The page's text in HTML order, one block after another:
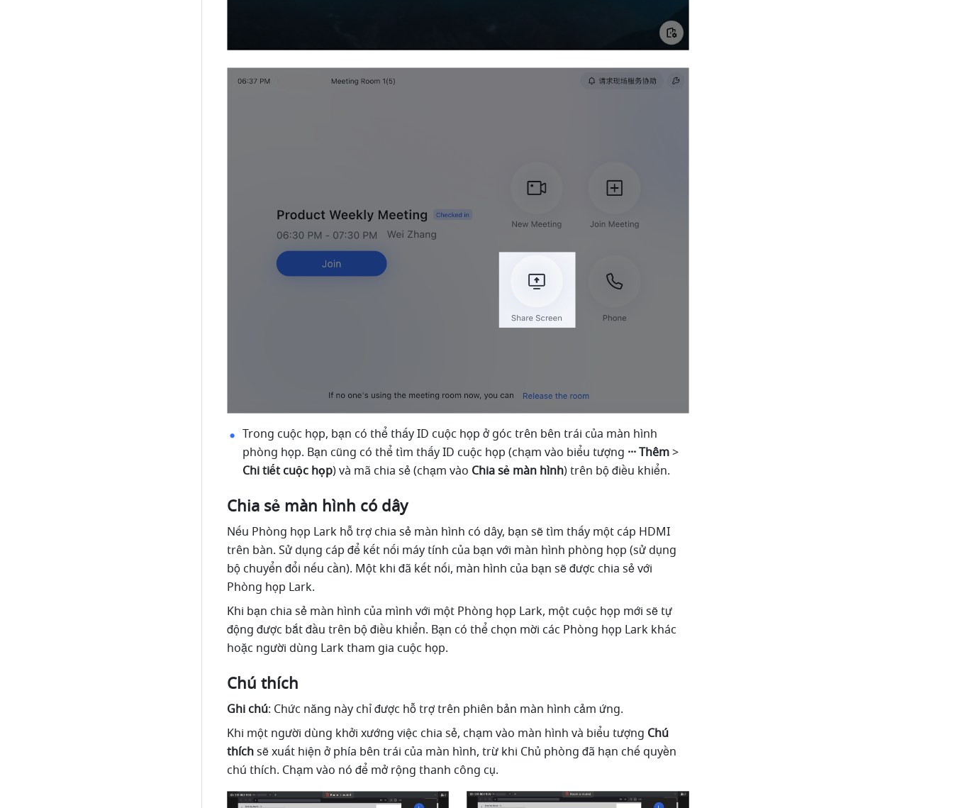
Trong cuộc họp, bạn có thể thấy ID cuộc họp ở góc trên bên trái của màn hình
phòng họp. Bạn cũng có thể tìm thấy ID cuộc họp (chạm vào biểu tượng ··· Thêm
Chi tiết cuộc họp) và mã chia sẻ (chạm vào Chia sẻ màn hình) trên bộ điều khiển.
Chia sẻ màn hình có dây
Nếu Phòng họp Lark hỗ trợ chia sẻ màn hình có dây, bạn sẽ tìm thấy một cáp HDMI
trên bàn. Sử dụng cáp để kết nối máy tính của bạn với màn hình phòng họp (sử dụng
bộ chuyển đổi nếu cần). Một khi đã kết nối, màn hình của bạn sẽ được chia sẻ với
Phòng họp Lark.
Khi bạn chia sẻ màn hình của mình với một Phòng họp Lark, một cuộc họp mới sẽ tự
động được bắt đầu trên bộ điều khiển. Bạn có thể chọn mời các Phòng họp Lark khác
hoặc người dùng Lark tham gia cuộc họp.
Chú thích
Ghi chú: Chức năng này chỉ được hỗ trợ trên phiên bản màn hình cảm ứng.
Khi một người dùng khởi xướng việc chia sẻ, chạm vào màn hình và biểu tượng Chú
thích sẽ xuất hiện ở phía bên trái của màn hình, trừ khi Chủ phòng đã hạn chế quyền
chú thích. Chạm vào nó để mở rộng thanh công cụ.